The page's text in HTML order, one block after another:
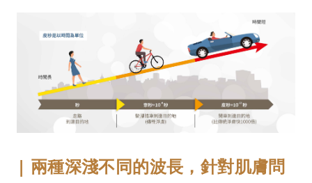
| 兩種深淺不同的波長，針對肌膚問